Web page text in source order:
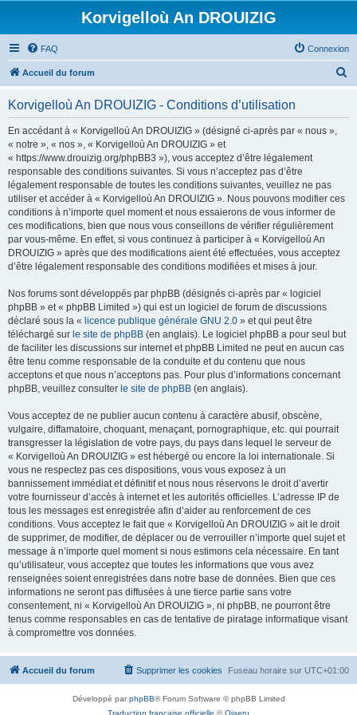
Korvigelloù An DROUIZIG
FAQ Connexion
Accueil du forum
Korvigelloù An DROUIZIG - Conditions d’utilisation
En accédant à « Korvigelloù An DROUIZIG » (désigné ci-après par « nous »,
« notre », « nos », « Korvigelloù An DROUIZIG » et
« https://www.drouizig.org/phpBB3 »), vous acceptez d’être légalement
responsable des conditions suivantes. Si vous n’acceptez pas d’être
légalement responsable de toutes les conditions suivantes, veuillez ne pas
utiliser et accéder à « Korvigelloù An DROUIZIG ». Nous pouvons modifier ces
conditions à n’importe quel moment et nous essaierons de vous informer de
ces modifications, bien que nous vous conseillons de vérifier régulièrement
par vous-même. En effet, si vous continuez à participer à « Korvigelloù An
DROUIZIG » après que des modifications aient été effectuées, vous acceptez
d’être légalement responsable des conditions modifiées et mises à jour.
Nos forums sont développés par phpBB (désignés ci-après par « logiciel
phpBB » et « phpBB Limited ») qui est un logiciel de forum de discussions
déclaré sous la « licence publique générale GNU 2.0 » et qui peut être
téléchargé sur le site de phpBB (en anglais). Le logiciel phpBB a pour seul but
de faciliter les discussions sur internet et phpBB Limited ne peut en aucun cas
être tenu comme responsable de la conduite et du contenu que nous
acceptons et que nous n’acceptons pas. Pour plus d’informations concernant
phpBB, veuillez consulter le site de phpBB (en anglais).
Vous acceptez de ne publier aucun contenu à caractère abusif, obscène,
vulgaire, diffamatoire, choquant, menaçant, pornographique, etc. qui pourrait
transgresser la législation de votre pays, du pays dans lequel le serveur de
« Korvigelloù An DROUIZIG » est hébergé ou encore la loi internationale. Si
vous ne respectez pas ces dispositions, vous vous exposez à un
bannissement immédiat et définitif et nous nous réservons le droit d’avertir
votre fournisseur d’accès à internet et les autorités officielles. L’adresse IP de
tous les messages est enregistrée afin d’aider au renforcement de ces
conditions. Vous acceptez le fait que « Korvigelloù An DROUIZIG » ait le droit
de supprimer, de modifier, de déplacer ou de verrouiller n’importe quel sujet et
message à n’importe quel moment si nous estimons cela nécessaire. En tant
qu’utilisateur, vous acceptez que toutes les informations que vous avez
renseignées soient enregistrées dans notre base de données. Bien que ces
informations ne seront pas diffusées à une tierce partie sans votre
consentement, ni « Korvigelloù An DROUIZIG », ni phpBB, ne pourront être
tenus comme responsables en cas de tentative de piratage informatique visant
à compromettre vos données.
Accueil du forum Fuseau horaire sur UTC+01:00
Supprimer les cookies
Développé parphpBB® Forum Software © phpBB Limited
Traduction française officielle ©Qiaeru